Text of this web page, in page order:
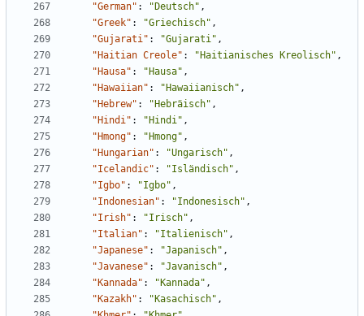
"German" : "Deutsch" ,
"Greek" : "Griechisch" ,
"Gujarati" : "Gujarati" ,
"Haitian Creole" : "Haitianisches Kreolisch" ,
"Hausa" : "Hausa" ,
"Hawaiian" : "Hawaiianisch" ,
"Hebrew" : "Hebräisch" ,
"Hindi" : "Hindi" ,
"Hmong" : "Hmong" ,
"Hungarian" : "Ungarisch" ,
"Icelandic" : "Isländisch" ,
"Igbo" : "Igbo" ,
"Indonesian" : "Indonesisch" ,
"Irish" : "Irisch" ,
"Italian" : "Italienisch" ,
"Japanese" : "Japanisch" ,
"Javanese" : "Javanisch" ,
"Kannada" : "Kannada" ,
"Kazakh" : "Kasachisch" ,